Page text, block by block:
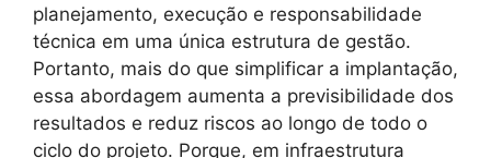
planejamento, execução e responsabilidade
técnica em uma única estrutura de gestão.
Portanto, mais do que simplificar a implantação,
essa abordagem aumenta a previsibilidade dos
resultados e reduz riscos ao longo de todo o
ciclo do projeto. Porque, em infraestrutura